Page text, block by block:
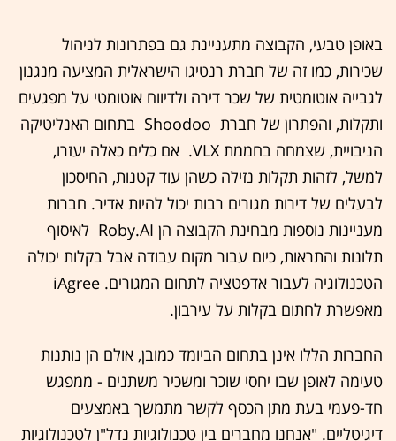
באופן טבעי, הקבוצה מתעניינת גם בפתרונות לניהול
שכירות, כמו זה של חברת רנטיגו הישראלית המציעה מנגנון
לגבייה אוטומטית של שכר דירה ולדיווח אוטומטי על מפגעים
ותקלות, והפתרון של חברת ‭ Shoodoo ‬ בתחום האנליטיקה
הניבויית, שצמחה בחממת ‭ .VLX‬ אם כלים כאלה יעזרו,
למשל, לזהות תקלות נזילה כשהן עוד קטנות, החיסכון
לבעלים של דירות מגורים רבות יכול להיות אדיר. חברות
מעניינות נוספות מבחינת הקבוצה הן ‭ Roby.AI‬ לאיסוף
תלונות והתראות, כיום עבור מקום עבודה אבל בקלות יכולה
מאפשרת לחתום בקלות על עירבון.
החברות הללו אינן בתחום הביומד כמובן, אולם הן נותנות
טעימה לאופן שבו יחסי שוכר ומשכיר משתנים - ממפגש
חד-פעמי בעת מתן הכסף לקשר מתמשך באמצעים
דיגיטליים. "אנחנו מחברים בין טכנולוגיות נדל"ן לטכנולוגיות